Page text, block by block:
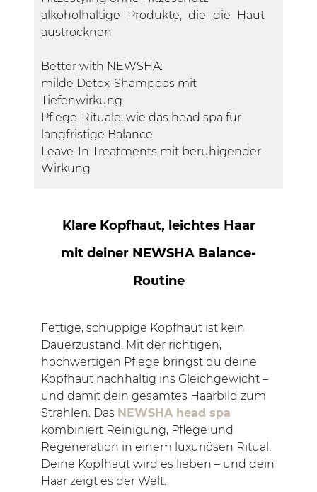
alkoholhaltige Produkte, die die Haut
austrocknen
Better with NEWSHA:
milde Detox-Shampoos mit
Tiefenwirkung
Pflege-Rituale, wie das head spa für
langfristige Balance
Leave-In Treatments mit beruhigender
Wirkung
Klare Kopfhaut, leichtes Haar
mit deiner NEWSHA Balance-
Routine
Fettige, schuppige Kopfhaut ist kein
Dauerzustand. Mit der richtigen,
hochwertigen Pflege bringst du deine
Kopfhaut nachhaltig ins Gleichgewicht –
und damit dein gesamtes Haarbild zum
Strahlen. Das NEWSHA head spa
kombiniert Reinigung, Pflege und
Regeneration in einem luxuriösen Ritual.
Deine Kopfhaut wird es lieben – und dein
Haar zeigt es der Welt.